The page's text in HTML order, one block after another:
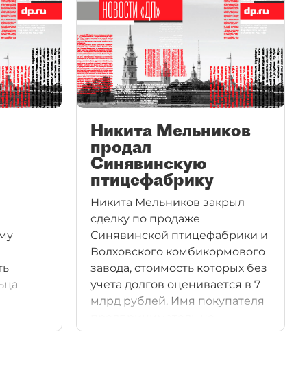
Никита Мельников
продал
Синявинскую
птицефабрику
Никита Мельников закрыл
сделку по продаже
Синявинской птицефабрики и
Волховского комбикормового
завода, стоимость которых без
учета долгов оценивается в 7
млрд рублей. Имя покупателя
раскрывает.